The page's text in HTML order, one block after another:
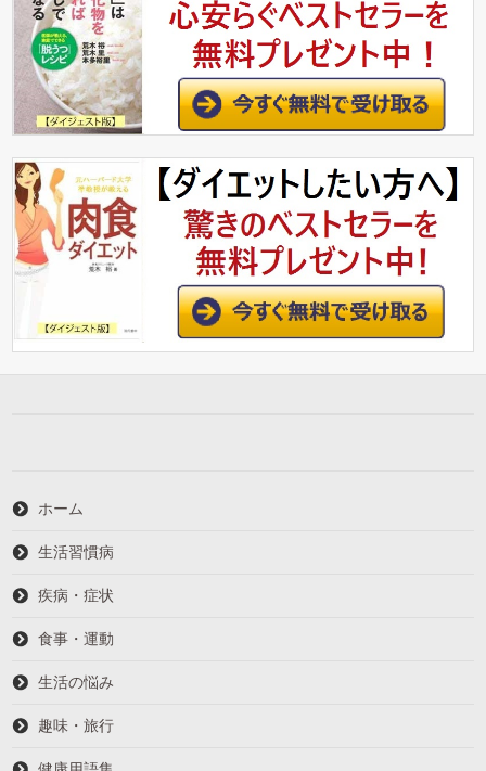
ホーム
生活習慣病
疾病・症状
食事・運動
生活の悩み
趣味・旅行